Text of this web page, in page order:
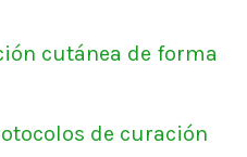
cutánea de forma
de curación